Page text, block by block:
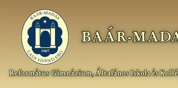
Baár–
Madas
Református
Gimnázium,
Általános